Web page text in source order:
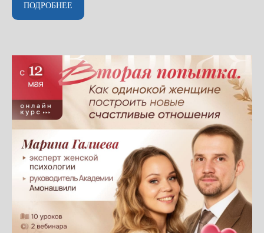
ПОДРОБНЕЕ